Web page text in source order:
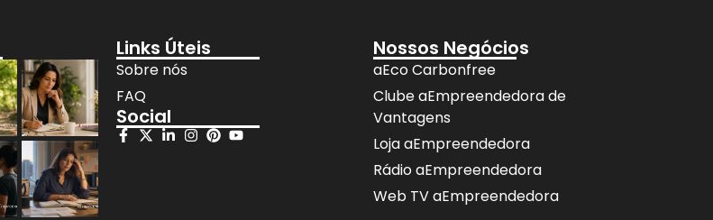
Links Úteis
Sobre nós
FAQ
Social
Nossos Negócios
aEco Carbonfree
Clube aEmpreendedora de
Vantagens
Loja aEmpreendedora
Rádio aEmpreendedora
Web TV aEmpreendedora